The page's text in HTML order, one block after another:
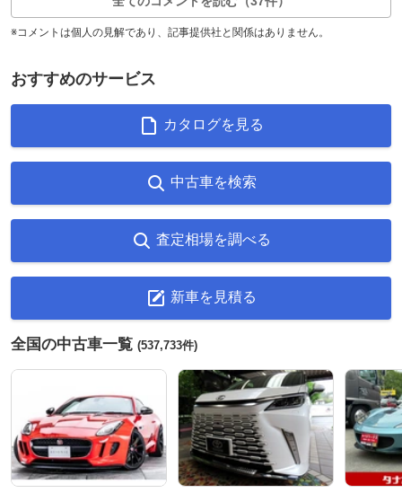
※コメントは個人の見解であり、記事提供社と関係はありません。
おすすめのサービス
カタログを見る
中古車を検索
査定相場を調べる
新車を見積る
全国の中古車一覧 (537,733件)